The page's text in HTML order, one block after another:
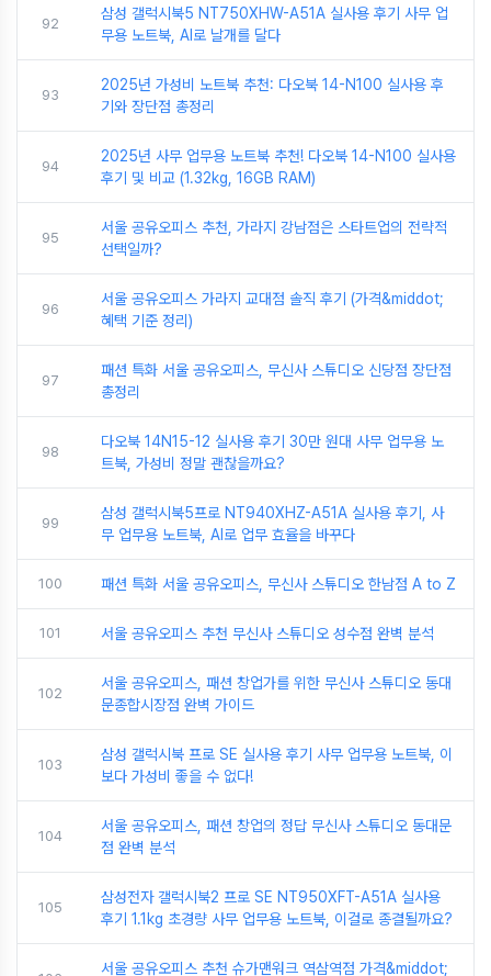
92
삼성 갤럭시북5 NT750XHW-A51A 실사용 후기 사무 업
무용 노트북, AI로 날개를 달다
93
2025년 가성비 노트북 추천: 다오북 14-N100 실사용 후
기와 장단점 총정리
94
2025년 사무 업무용 노트북 추천! 다오북 14-N100 실사용
후기 및 비교 (1.32kg, 16GB RAM)
95
서울 공유오피스 추천, 가라지 강남점은 스타트업의 전략적
선택일까?
96
서울 공유오피스 가라지 교대점 솔직 후기 (가격&middot;
혜택 기준 정리)
97
패션 특화 서울 공유오피스, 무신사 스튜디오 신당점 장단점
총정리
98
다오북 14N15-12 실사용 후기 30만 원대 사무 업무용 노
트북, 가성비 정말 괜찮을까요?
99
삼성 갤럭시북5프로 NT940XHZ-A51A 실사용 후기, 사
무 업무용 노트북, AI로 업무 효율을 바꾸다
100 패션 특화 서울 공유오피스, 무신사 스튜디오 한남점 A to Z
101 서울 공유오피스 추천 무신사 스튜디오 성수점 완벽 분석
102
서울 공유오피스, 패션 창업가를 위한 무신사 스튜디오 동대
문종합시장점 완벽 가이드
103
삼성 갤럭시북 프로 SE 실사용 후기 사무 업무용 노트북, 이
보다 가성비 좋을 수 없다!
104
서울 공유오피스, 패션 창업의 정답 무신사 스튜디오 동대문
점 완벽 분석
105
삼성전자 갤럭시북2 프로 SE NT950XFT-A51A 실사용
후기 1.1kg 초경량 사무 업무용 노트북, 이걸로 종결될까요?
서울 공유오피스 추천 슈가맨워크 역삼역점 가격&middot;